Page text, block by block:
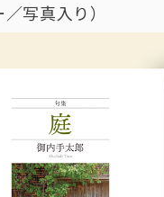
写真入り）